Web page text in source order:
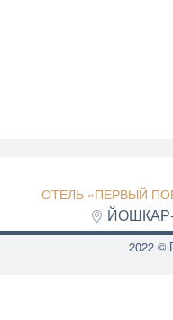
ОТЕЛЬ «ПЕРВЫЙ
2022 ©